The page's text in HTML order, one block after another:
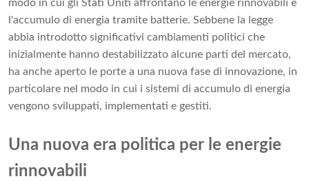
modo in cui gli Stati Uniti affrontano le energie rinnovabili e
l'accumulo di energia tramite batterie. Sebbene la legge
abbia introdotto significativi cambiamenti politici che
inizialmente hanno destabilizzato alcune parti del mercato,
ha anche aperto le porte a una nuova fase di innovazione, in
particolare nel modo in cui i sistemi di accumulo di energia
vengono sviluppati, implementati e gestiti.
Una nuova era politica per le energie
rinnovabili